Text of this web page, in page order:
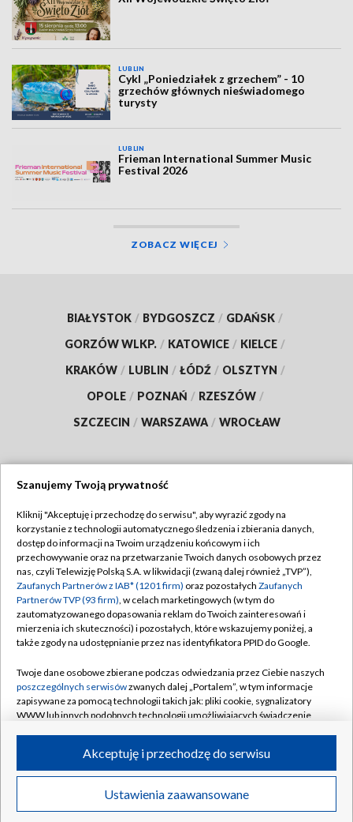
LUBLIN
Cykl „Poniedziałek z grzechem” - 10
grzechów głównych nieświadomego
turysty
LUBLIN
Frieman International Summer Music
Festival 2026
ZOBACZ WIĘCEJ
BIAŁYSTOK / BYDGOSZCZ / GDAŃSK /
GORZÓW WLKP. / KATOWICE / KIELCE /
KRAKÓW / LUBLIN / ŁÓDŹ / OLSZTYN /
OPOLE / POZNAŃ / RZESZÓW /
SZCZECIN / WARSZAWA / WROCŁAW
TVP
Abonament TVP
Emisja w TVP
Centrum informacji TVP
Naziemna Telewizja Cyfrowa
Rada Programowa
System NOS
Informacje o nadawcy
Program dla prasy
Ogłoszenie przetargowe
Regulamin TVP
Polityka prywatności
Moje zgody
Pomoc
Kontakt
Kanały
©2026 Telewizja Polska S.A. w likwidacji
Szanujemy Twoją prywatność
Kliknij "Akceptuję i przechodzę do serwisu", aby wyrazić zgody na
korzystanie z technologii automatycznego śledzenia i zbierania danych,
dostęp do informacji na Twoim urządzeniu końcowym i ich
przechowywanie oraz na przetwarzanie Twoich danych osobowych przez
nas, czyli Telewizję Polską S.A. w likwidacji (zwaną dalej również „TVP”),
Zaufanych Partnerów z IAB* (1201 firm) oraz pozostałych Zaufanych
Partnerów TVP (93 firm), w celach marketingowych (w tym do
zautomatyzowanego dopasowania reklam do Twoich zainteresowań i
mierzenia ich skuteczności) i pozostałych, które wskazujemy poniżej, a
także zgody na udostępnianie przez nas identyfikatora PPID do Google.
Twoje dane osobowe zbierane podczas odwiedzania przez Ciebie naszych
poszczególnych serwisówzwanych dalej „Portalem”, w tym informacje
zapisywane za pomocą technologii takich jak: pliki cookie, sygnalizatory
WWW lub innych podobnych technologii umożliwiających świadczenie
ruchu w Internecie.
Twoje dane osobowe zbierane podczas odwiedzania przez Ciebie
poszczególnych serwisówna Portalu, takie jak adresy IP, identyfikatory
Ustawienia zaawansowane
Akceptuję i przechodzę do serwisu